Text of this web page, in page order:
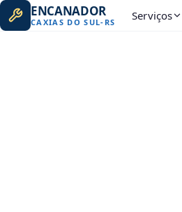
ENCANADOR
CAXIAS DO SUL- RS Serviços